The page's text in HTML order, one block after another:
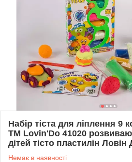
Набір тіста для ліплення 9
ТМ Lovin'Do 41020
дітей тісто пластилін Ловін
Немає в наявності